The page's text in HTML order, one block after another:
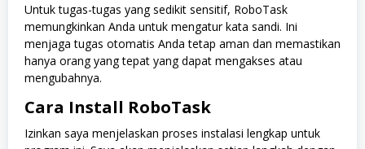
Untuk tugas-tugas yang sedikit sensitif, RoboTask
memungkinkan Anda untuk mengatur kata sandi. Ini
menjaga tugas otomatis Anda tetap aman dan memastikan
hanya orang yang tepat yang dapat mengakses atau
mengubahnya.
Cara Install RoboTask
Izinkan saya menjelaskan proses instalasi lengkap untuk